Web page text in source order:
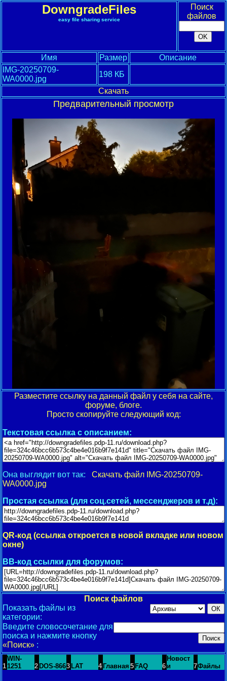
DowngradeFiles
easy file sharing service
Поиск
файлов
Имя Размер
Описание
IMG-20250709-
WA0000.jpg
198 КБ
Скачать
Предварительный просмотр
Разместите ссылку на данный файл у себя на сайте,
форуме, блоге.
Просто скопируйте следующий код:
Текстовая ссылка с описанием:
Она выглядит вот так: Скачать файл IMG-20250709-
WA0000.jpg
Простая ссылка (для соц.сетей, мессенджеров и т.д):
QR-код (ссылка откроется в новой вкладке или новом
окне)
BB-код ссылки для форумов:
Поиск файлов
Показать файлы из
категории:
Введите словосочетание для
поиска и нажмите кнопку
«Поиск» :
1
WIN-
1251
2 DOS-8663 LAT 4 Главная 5 FAQ 6
Новост
и
7Файлы